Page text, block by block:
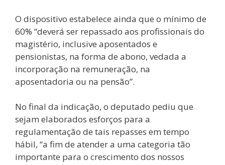
O dispositivo estabelece ainda que o mínimo de
60% “deverá ser repassado aos profissionais do
magistério, inclusive aposentados e
pensionistas, na forma de abono, vedada a
incorporação na remuneração, na
aposentadoria ou na pensão”.
No final da indicação, o deputado pediu que
sejam elaborados esforços para a
regulamentação de tais repasses em tempo
hábil, “a fim de atender a uma categoria tão
importante para o crescimento dos nossos